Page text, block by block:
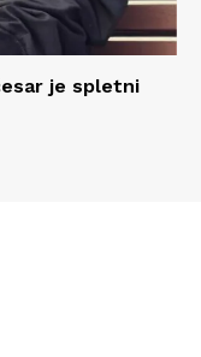
je spletni